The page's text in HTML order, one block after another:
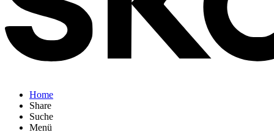
Home
Share
Suche
Menü